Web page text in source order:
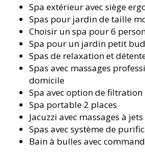
Spa extérieur avec siège
Spas pour jardin de taille
Choisir un spa pour 6
Spa pour un jardin petit
Spas de relaxation et
Spas avec massages
domicile
Spa avec option de filtration
Spa portable 2 places
Jacuzzi avec massages à jets
Spas avec système de
Bain à bulles avec